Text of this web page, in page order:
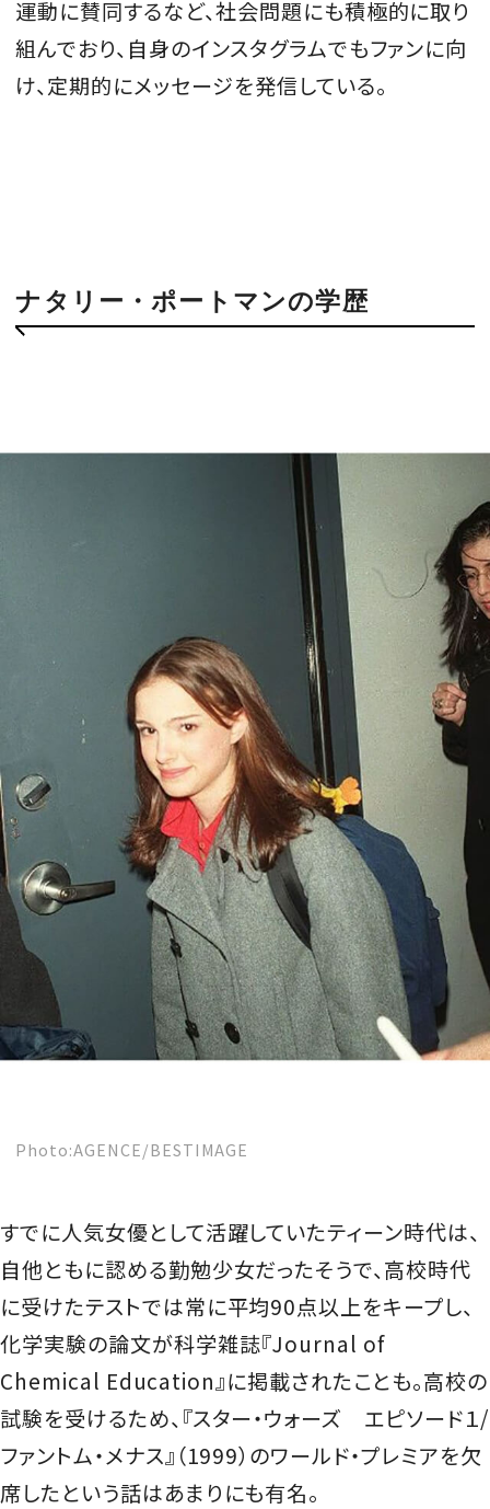
運動に賛同するなど、社会問題にも積極的に取り
組んでおり、自身のインスタグラムでもファンに向
け、定期的にメッセージを発信している。
ナタリー・ポートマンの学歴
Photo:AGENCE/BESTIMAGE
すでに人気女優として活躍していたティーン時代は、
自他ともに認める勤勉少女だったそうで、高校時代
に受けたテストでは常に平均90点以上をキープし、
化学実験の論文が科学雑誌『Journal of
Chemical Education』に掲載されたことも。高校の
試験を受けるため、『スター・ウォーズ エピソード１/
ファントム・メナス』（1999）のワールド・プレミアを欠
席したという話はあまりにも有名。